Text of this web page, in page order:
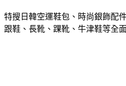
特搜日韓空運鞋包、時尚銀飾配
跟鞋、長靴、踝靴、牛津鞋等全